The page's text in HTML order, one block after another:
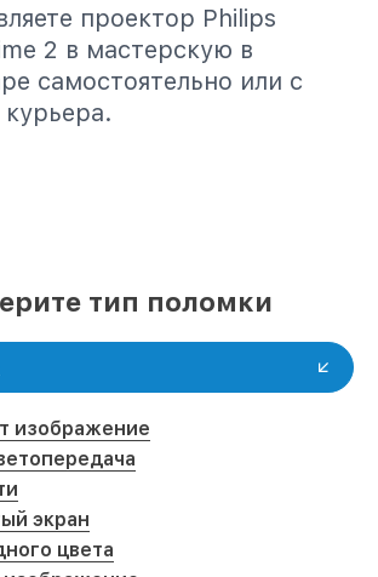
проектор Philips
2 в мастерскую в
самостоятельно или с
тип поломки
изображение
экран
цвета